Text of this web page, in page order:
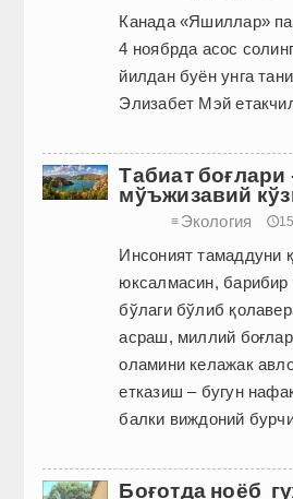
Канада «Яшиллар»
4 ноябрда асос
йилдан буён унга
Элизабет Мэй
Табиат боғлари
мўъжизавий
≡ Экология
Инсоният тамаддуни
юксалмасин, барибир
бўлаги бўлиб
асраш, миллий
оламини келажак
етказиш – бугун
балки виждоний
Боғотда ноёб